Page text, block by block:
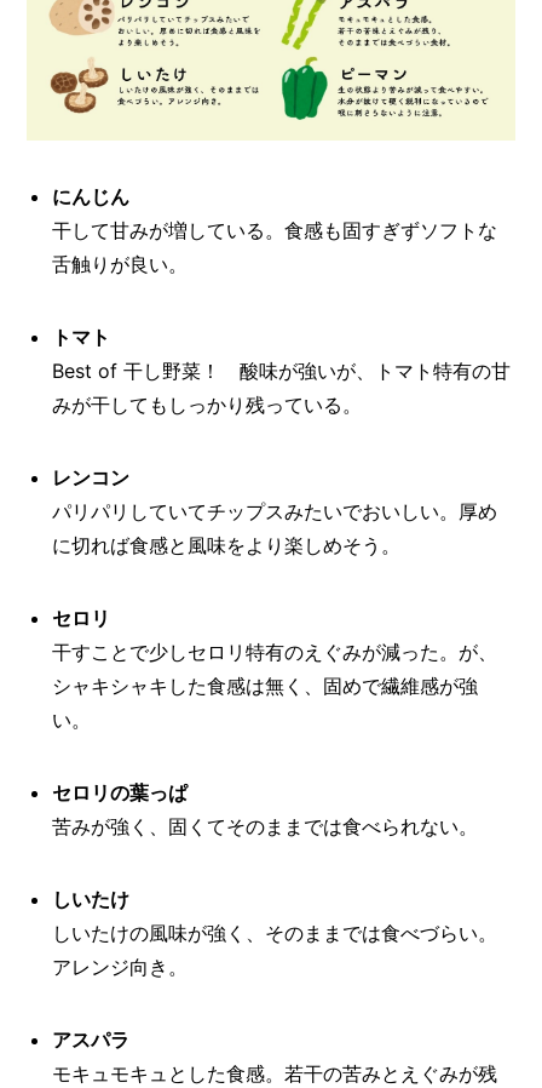
にんじん
干して甘みが増している。食感も固すぎずソフトな
舌触りが良い。
トマト
Best of 干し野菜！ 酸味が強いが、トマト特有の甘
みが干してもしっかり残っている。
レンコン
パリパリしていてチップスみたいでおいしい。厚め
に切れば食感と風味をより楽しめそう。
セロリ
干すことで少しセロリ特有のえぐみが減った。が、
シャキシャキした食感は無く、固めで繊維感が強
い。
セロリの葉っぱ
苦みが強く、固くてそのままでは食べられない。
しいたけ
しいたけの風味が強く、そのままでは食べづらい。
アレンジ向き。
アスパラ
モキュモキュとした食感。若干の苦みとえぐみが残